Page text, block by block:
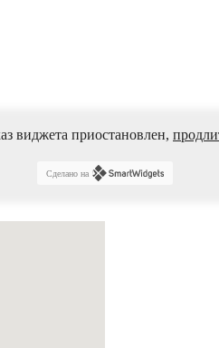
виджета приостановлен,
Сделано на